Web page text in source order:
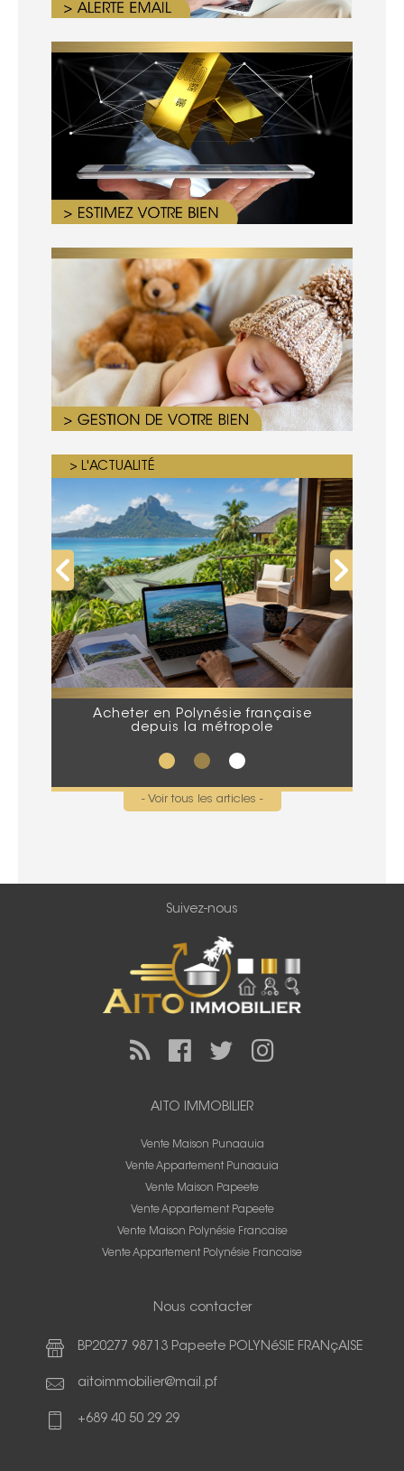
> L'ACTUALITÉ
Acheter en Polynésie française
depuis la métropole
- Voir tous les articles -
Suivez-nous
AITO IMMOBILIER
Vente Maison Punaauia
Vente Appartement Punaauia
Vente Maison Papeete
Vente Appartement Papeete
Vente Maison Polynésie Francaise
Vente Appartement Polynésie Francaise
Nous contacter
BP20277 98713 Papeete POLYNéSIE FRANçAISE
aitoimmobilier@mail.pf
+689 40 50 29 29